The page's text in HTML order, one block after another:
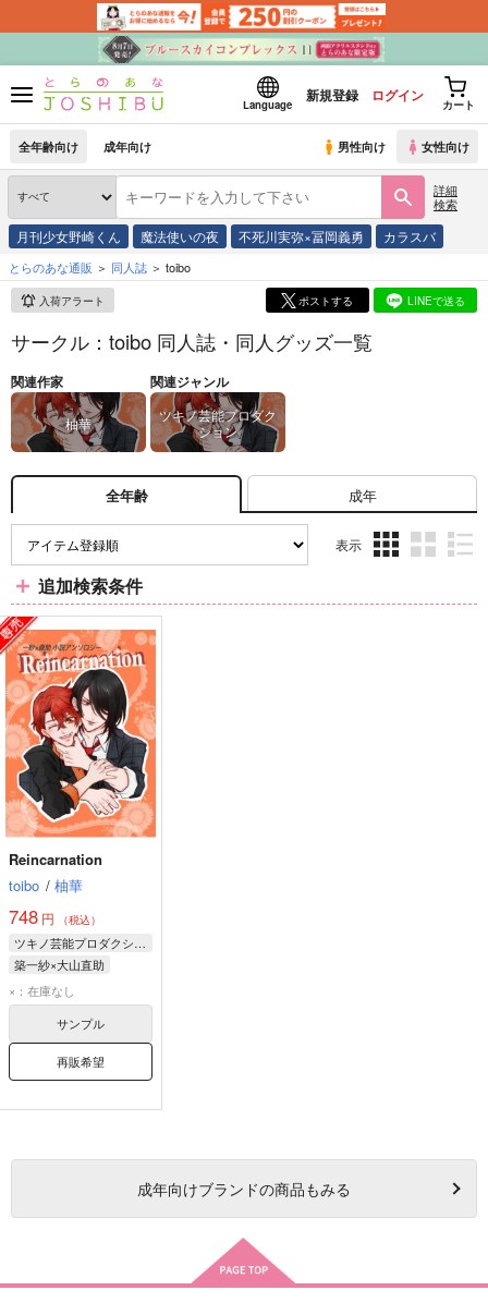
Language
新規登録 ログイン
カート
全年齢向け 成年向け 男性向け 女性向け
詳細
検索
月刊少女野崎くん 魔法使いの夜 不死川実弥×冨岡義勇 カラスバ
とらのあな通販 同人誌 toibo
入荷アラート ポストする LINEで送る
サークル：toibo 同人誌・同人グッズ一覧
関連作家
柚華
関連ジャンル
ツキノ芸能プロダク
ション
全年齢 成年
表示
ム
ム
ム
追加検索条件
Reincarnation
toibo / 柚華
748 円 （税込）
ツキノ芸能プロダクション
築一紗×大山直助
築一紗
大山直助
×：在庫なし
サンプル
再販希望
成年向けブランドの商品もみる